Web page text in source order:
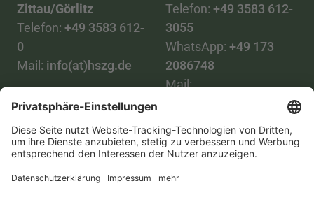
Zittau/Görlitz
Telefon: +49 3583 612-
0
Mail: info(at)hszg.de
Telefon: +49 3583 612-
3055
WhatsApp: +49 173
2086748
Mail:
Alle StudiengängeDatenschutz
TransparenzgesetzKontakt